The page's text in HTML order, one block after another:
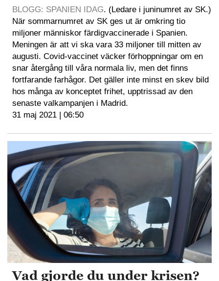
BLOGG: SPANIEN IDAG. (Ledare i juninumret av SK.)
När sommarnumret av SK ges ut är omkring tio
miljoner människor färdigvaccinerade i Spanien.
Meningen är att vi ska vara 33 miljoner till mitten av
augusti. Covid-vaccinet väcker förhoppningar om en
snar återgång till våra normala liv, men det finns
fortfarande farhågor. Det gäller inte minst en skev bild
hos många av konceptet frihet, upptrissad av den
senaste valkampanjen i Madrid.
31 maj 2021 | 06:50
Vad gjorde du under krisen?